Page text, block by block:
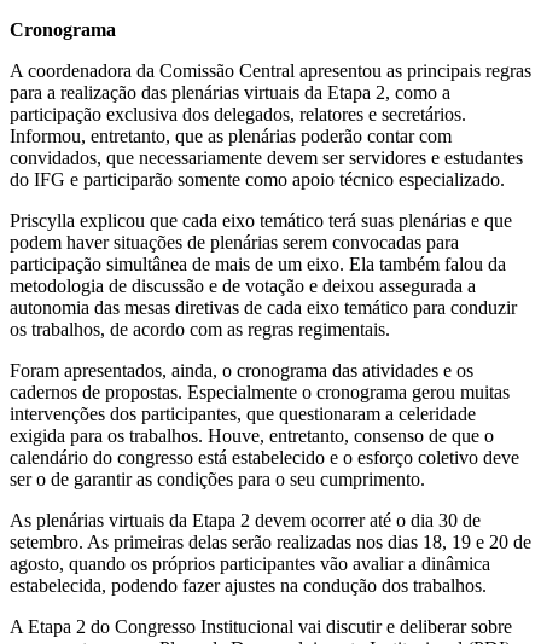
Cronograma
A coordenadora da Comissão Central apresentou as principais regras
para a realização das plenárias virtuais da Etapa 2, como a
participação exclusiva dos delegados, relatores e secretários.
Informou, entretanto, que as plenárias poderão contar com
convidados, que necessariamente devem ser servidores e estudantes
do IFG e participarão somente como apoio técnico especializado.
Priscylla explicou que cada eixo temático terá suas plenárias e que
podem haver situações de plenárias serem convocadas para
participação simultânea de mais de um eixo. Ela também falou da
metodologia de discussão e de votação e deixou assegurada a
autonomia das mesas diretivas de cada eixo temático para conduzir
os trabalhos, de acordo com as regras regimentais.
Foram apresentados, ainda, o cronograma das atividades e os
cadernos de propostas. Especialmente o cronograma gerou muitas
intervenções dos participantes, que questionaram a celeridade
exigida para os trabalhos. Houve, entretanto, consenso de que o
calendário do congresso está estabelecido e o esforço coletivo deve
ser o de garantir as condições para o seu cumprimento.
As plenárias virtuais da Etapa 2 devem ocorrer até o dia 30 de
setembro. As primeiras delas serão realizadas nos dias 18, 19 e 20 de
agosto, quando os próprios participantes vão avaliar a dinâmica
estabelecida, podendo fazer ajustes na condução dos trabalhos.
A Etapa 2 do Congresso Institucional vai discutir e deliberar sobre